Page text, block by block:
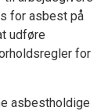
for asbest på
udføre
for
asbestholdige